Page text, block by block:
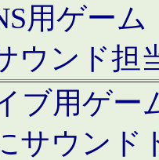
用ゲー
ウンド担
ブ用ゲー
サウン